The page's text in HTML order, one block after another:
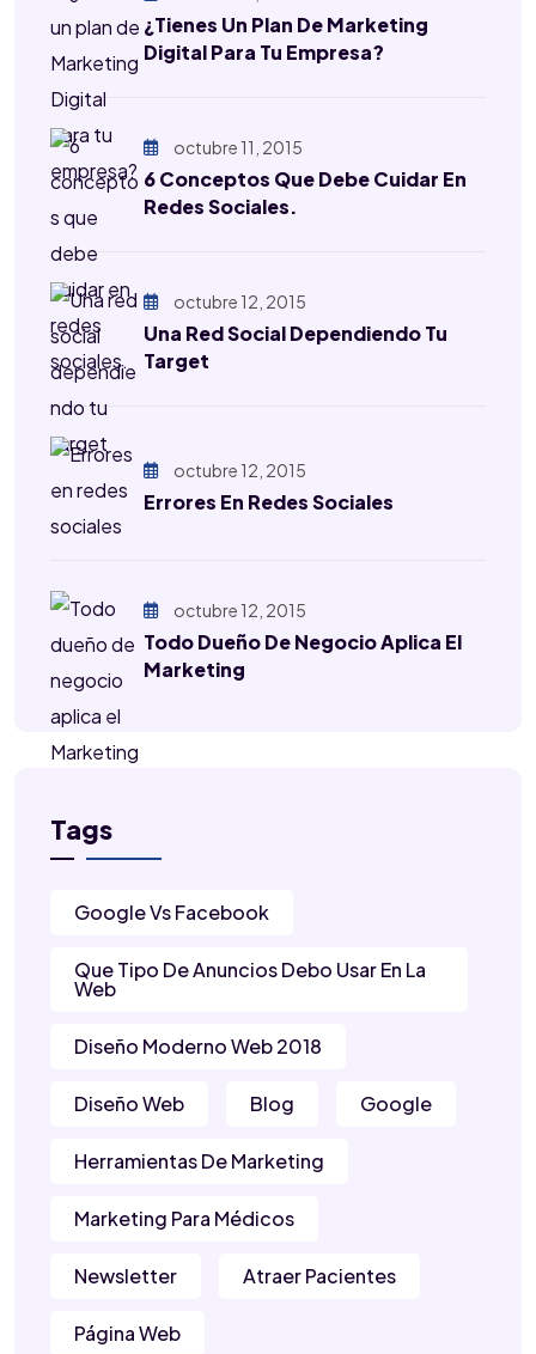
¿Tienes Un Plan De Marketing
Digital Para Tu Empresa?
octubre 11, 2015
6 Conceptos Que Debe Cuidar En
Redes Sociales.
octubre 12, 2015
Una Red Social Dependiendo Tu
Target
octubre 12, 2015
Errores En Redes Sociales
octubre 12, 2015
Todo Dueño De Negocio Aplica El
Marketing
Tags
Google Vs Facebook
Que Tipo De Anuncios Debo Usar En La
Web
Diseño Moderno Web 2018
Diseño Web Blog Google
Herramientas De Marketing
Marketing Para Médicos
Newsletter Atraer Pacientes
Página Web